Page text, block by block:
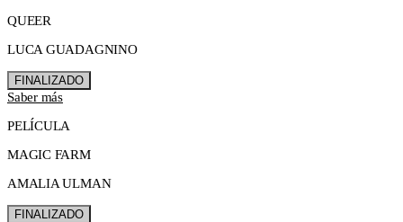
QUEER
LUCA GUADAGNINO
FINALIZADO
Saber más
PELÍCULA
MAGIC FARM
AMALIA ULMAN
FINALIZADO